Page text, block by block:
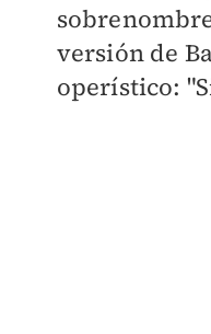
versión de
operístico: